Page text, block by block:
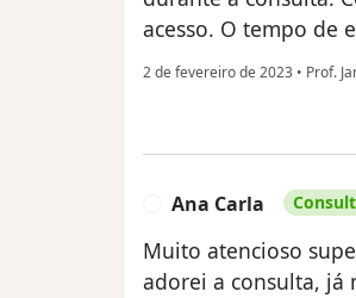
acesso. O tempo de
2 de fevereiro de 2023 • Prof.
Ana Carla
Muito atencioso
adorei a consulta, já